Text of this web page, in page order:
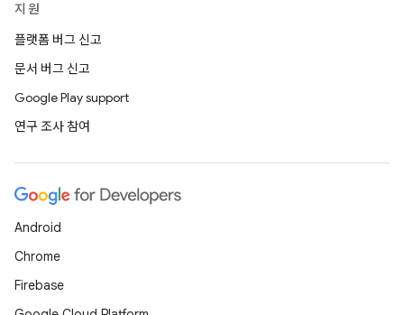
지원
플랫폼 버그 신고
문서 버그 신고
Google Play support
연구 조사 참여
Android
Chrome
Firebase